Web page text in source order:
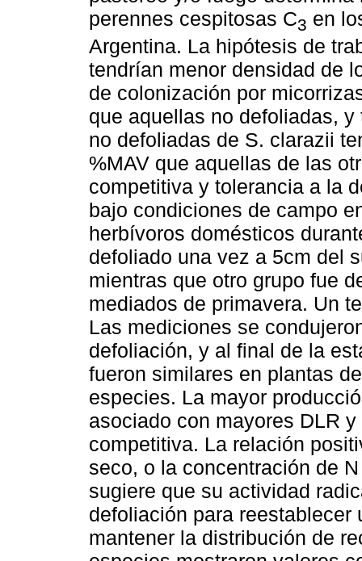
perennes cespitosas C3 en
Argentina. La hipótesis de
tendrían menor densidad de
de colonización por
que aquellas no defoliadas,
no defoliadas de S. clarazii
%MAV que aquellas de las
competitiva y tolerancia a la
bajo condiciones de campo
herbívoros domésticos
defoliado una vez a 5cm del
mientras que otro grupo fue
mediados de primavera. Un
Las mediciones se
defoliación, y al final de la
fueron similares en plantas
especies. La mayor
asociado con mayores DLR
competitiva. La relación
seco, o la concentración de
sugiere que su actividad
defoliación para
mantener la distribución de